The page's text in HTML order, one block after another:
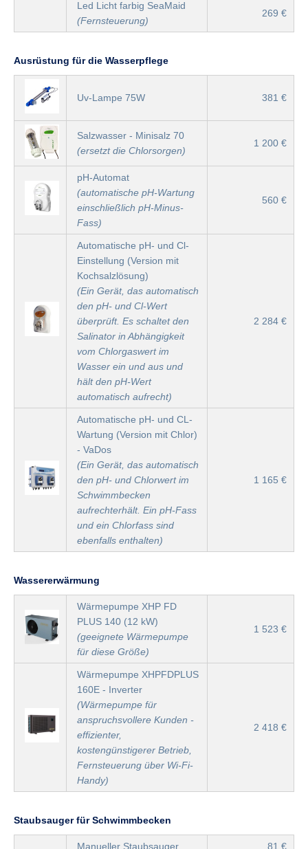
Led Licht farbig SeaMaid
(Fernsteuerung)
269 €
Ausrüstung für die Wasserpflege
Uv-Lampe 75W 381 €
Salzwasser - Minisalz 70
(ersetzt die Chlorsorgen)
1 200 €
pH-Automat
(automatische pH-Wartung
einschließlich pH-Minus-
Fass)
560 €
Automatische pH- und Cl-
Einstellung (Version mit
Kochsalzlösung)
(Ein Gerät, das automatisch
den pH- und Cl-Wert
überprüft. Es schaltet den
Salinator in Abhängigkeit
vom Chlorgaswert im
Wasser ein und aus und
hält den pH-Wert
automatisch aufrecht)
2 284 €
Automatische pH- und CL-
Wartung (Version mit Chlor)
- VaDos
(Ein Gerät, das automatisch
den pH- und Chlorwert im
Schwimmbecken
aufrechterhält. Ein pH-Fass
und ein Chlorfass sind
ebenfalls enthalten)
1 165 €
Wassererwärmung
Wärmepumpe XHP FD
PLUS 140 (12 kW)
(geeignete Wärmepumpe
für diese Größe)
1 523 €
Wärmepumpe XHPFDPLUS
160E - Inverter
(Wärmepumpe für
anspruchsvollere Kunden -
effizienter,
kostengünstigerer Betrieb,
Fernsteuerung über Wi-Fi-
Handy)
2 418 €
Staubsauger für Schwimmbecken
Manueller Staubsauger 81 €